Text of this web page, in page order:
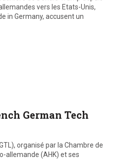
vers les Etats-Unis,
in Germany, accusent un
German Tech
organisé par la Chambre de
allemande (AHK) et ses